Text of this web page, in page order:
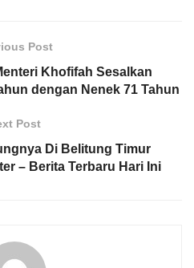
Post
Khofifah Sesalkan
dengan Nenek 71 Tahun
Post
Di Belitung Timur
– Berita Terbaru Hari Ini